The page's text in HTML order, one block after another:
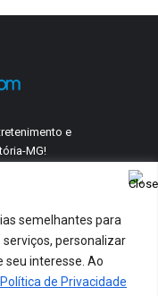
semelhantes para
personalizar
seu interesse. Ao
Política de Privacidade
e
MG!
reservados.
Conosco